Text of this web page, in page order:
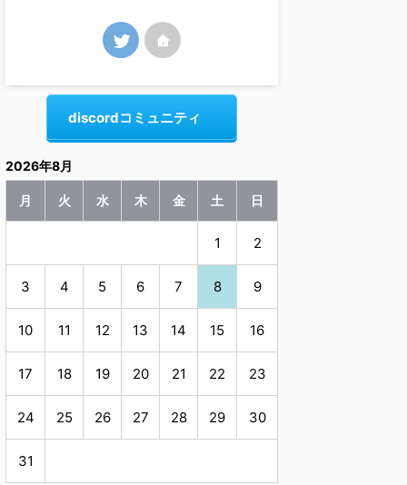
discordコミュニティ
2026年8月
月 火 水 木 金 土 日
1 2
3 4 5 6 7 8 9
10 11 12 13 14 15 16
17 18 19 20 21 22 23
24 25 26 27 28 29 30
31